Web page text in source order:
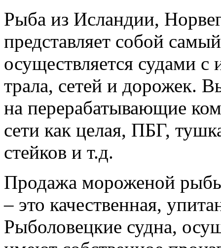
Рыба из Исландии,
представляет собой
осуществляется судами с
трала, сетей и дорожек.
на перерабатывающие
сети как целая, ПБГ,
стейков и т.д.
Продажа мороженой
– это качественная,
Рыболовецкие судна,